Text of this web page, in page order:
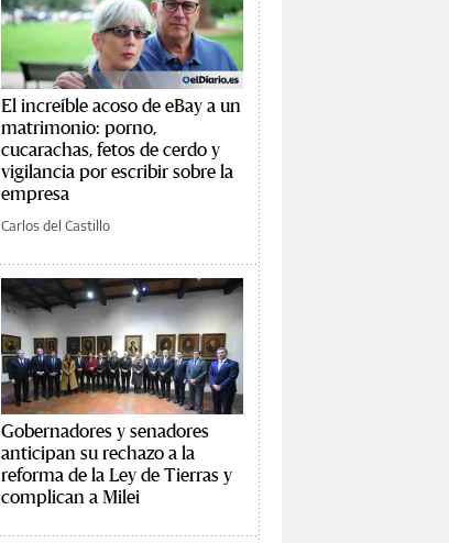
El increíble acoso de eBay a un
matrimonio: porno,
cucarachas, fetos de cerdo y
vigilancia por escribir sobre la
empresa
Carlos del Castillo
Gobernadores y senadores
anticipan su rechazo a la
reforma de la Ley de Tierras y
complican a Milei